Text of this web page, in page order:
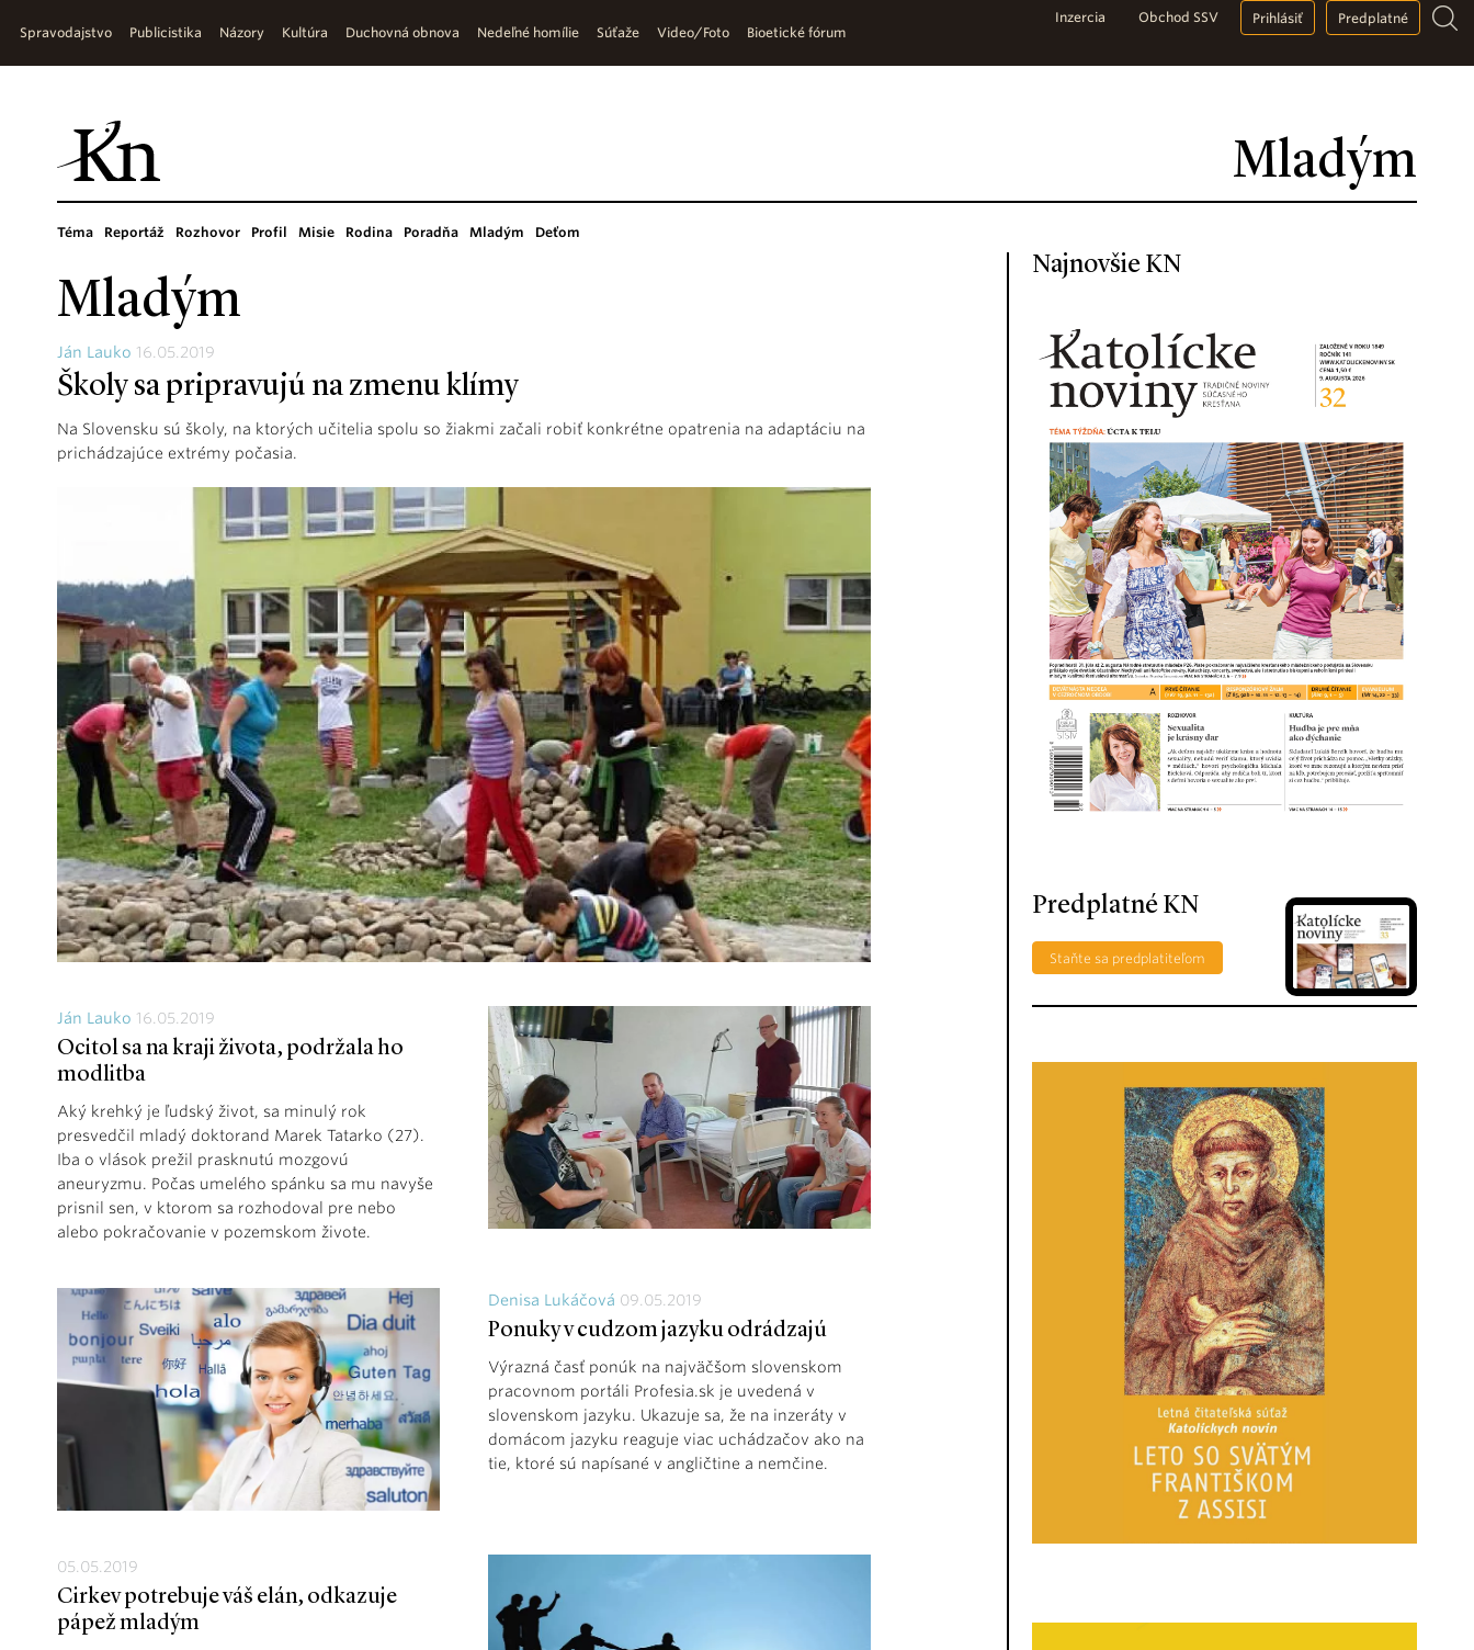
Mladým
Spravodajstvo Publicistika Názory Kultúra Duchovná obnova Nedeľné homílie Súťaže Video/Foto Bioetické fórum
Inzercia Obchod SSV Prihlásiť Predplatné
Téma Reportáž Rozhovor Profil Misie Rodina Poradňa Mladým Deťom
Mladým
Ján Lauko 16.05.2019
Školy sa pripravujú na zmenu klímy
Na Slovensku sú školy, na ktorých učitelia spolu so žiakmi začali robiť konkrétne opatrenia na adaptáciu na
prichádzajúce extrémy počasia.
Ján Lauko 16.05.2019
Ocitol sa na kraji života, podržala ho
modlitba
Aký krehký je ľudský život, sa minulý rok
presvedčil mladý doktorand Marek Tatarko (27).
Iba o vlások prežil prasknutú mozgovú
aneuryzmu. Počas umelého spánku sa mu navyše
prisnil sen, v ktorom sa rozhodoval pre nebo
alebo pokračovanie v pozemskom živote.
Denisa Lukáčová 09.05.2019
Ponuky v cudzom jazyku odrádzajú
Výrazná časť ponúk na najväčšom slovenskom
pracovnom portáli Profesia.sk je uvedená v
slovenskom jazyku. Ukazuje sa, že na inzeráty v
domácom jazyku reaguje viac uchádzačov ako na
tie, ktoré sú napísané v angličtine a nemčine.
05.05.2019
Cirkev potrebuje váš elán, odkazuje
pápež mladým
Najnovšie KN
Predplatné KN
Staňte sa predplatiteľom